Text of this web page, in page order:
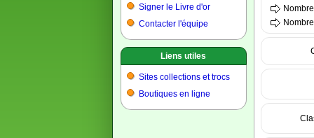
Signer le Livre d'or
Contacter l'équipe
Liens utiles
Sites collections et trocs
Boutiques en ligne